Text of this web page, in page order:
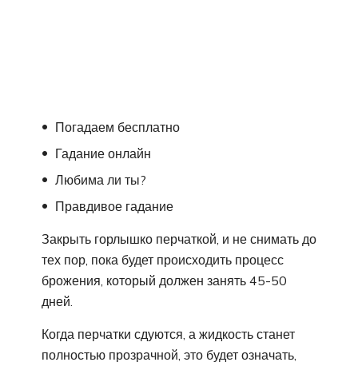
Погадаем бесплатно
Гадание онлайн
Любима ли ты?
Правдивое гадание
Закрыть горлышко перчаткой, и не снимать до
тех пор, пока будет происходить процесс
брожения, который должен занять 45-50
дней.
Когда перчатки сдуются, а жидкость станет
полностью прозрачной, это будет означать,